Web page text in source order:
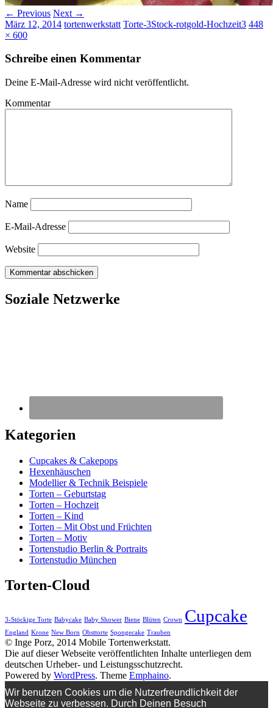
← Previous Next →
März 12, 2014 tortenwerkstatt Torte-3Stock-rotgold-Hochzeit3 448
× 600
Schreibe einen Kommentar
Deine E-Mail-Adresse wird nicht veröffentlicht.
Kommentar
Name
E-Mail-Adresse
Website
Soziale Netzwerke
Kategorien
Cupcakes & Cakepops
Hexenhäuschen
Modellier & Technik Beispiele
Torten – Geburtstag
Torten – Hochzeit
Torten – Kind
Torten – Mit Obst und Früchten
Torten – Motiv
Tortenstudio Berlin & Portraits
Tortenstudio München
Torten-Cloud
3-Stöckige Torte Babycake Baby Shower Biene Blüten Crown Cupcake
England Krone New Born Obsttorte Spongecake Trauben
© Inge Porz, 2014 Mobile Tortenwerkstatt.
Die auf dieser Webseite veröffentlichten Inhalte unterliegen dem
deutschen Urheber- und Leistungsschutzrecht.
Powered by WordPress. Theme Emphaino.
Wir benutzen Cookies um die Nutzerfreundlichkeit der
Webseite zu verbessen. Durch Deinen Besuch